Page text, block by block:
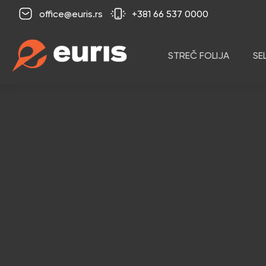
office@euris.rs +381 66 537 0000
STREČ FOLIJA